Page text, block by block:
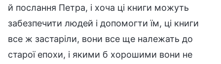
й послання Петра, і хоча ці книги можуть
забезпечити людей і допомогти їм, ці книги
все ж застаріли, вони все ще належать до
старої епохи, і якими б хорошими вони не